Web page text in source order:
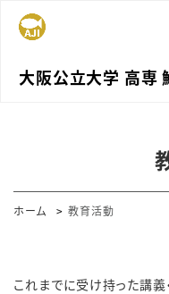
大阪公立大学 高専
ホーム 教育活動
これまでに受け持った講